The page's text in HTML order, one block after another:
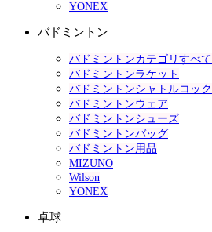
YONEX
バドミントン
バドミントンカテゴリすべて
バドミントンラケット
バドミントンシャトルコック
バドミントンウェア
バドミントンシューズ
バドミントンバッグ
バドミントン用品
MIZUNO
Wilson
YONEX
卓球